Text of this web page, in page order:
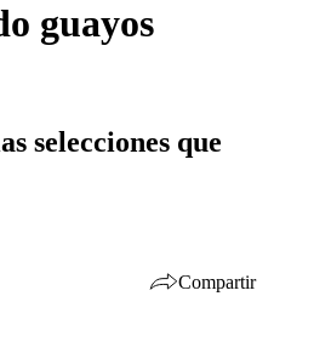
guayos
selecciones que
Compartir